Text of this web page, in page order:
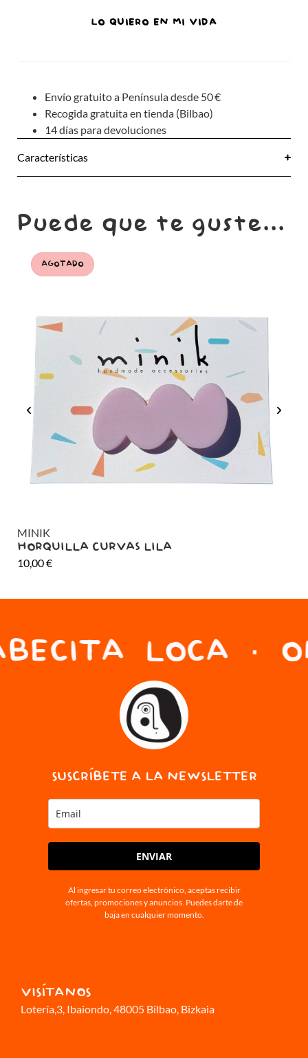
LO QUIERO EN MI VIDA
Envío gratuito a Península desde 50 €
Recogida gratuita en tienda (Bilbao)
14 días para devoluciones
Características
Puede que te guste...
AGOTADO
MINIK
HORQUILLA CURVAS LILA
10,00€
LOCA ·
SUSCRÍBETE A LA NEWSLETTER
ENVIAR
Al ingresar tu correo electrónico, aceptas recibir
ofertas, promociones y anuncios. Puedes darte de
baja en cualquier momento.
VISÍTANOS
Lotería,3, Ibaiondo, 48005 Bilbao, Bizkaia